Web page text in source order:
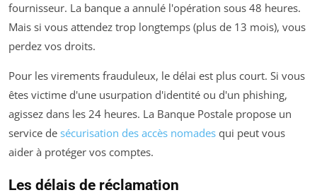
fournisseur. La banque a annulé l'opération sous 48 heures.
Mais si vous attendez trop longtemps (plus de 13 mois), vous
perdez vos droits.
Pour les virements frauduleux, le délai est plus court. Si vous
êtes victime d'une usurpation d'identité ou d'un phishing,
agissez dans les 24 heures. La Banque Postale propose un
service de sécurisation des accès nomades qui peut vous
aider à protéger vos comptes.
Les délais de réclamation